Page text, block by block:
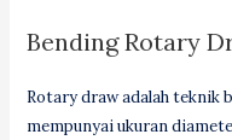
Bending Rotary
Rotary draw adalah teknik
mempunyai ukuran